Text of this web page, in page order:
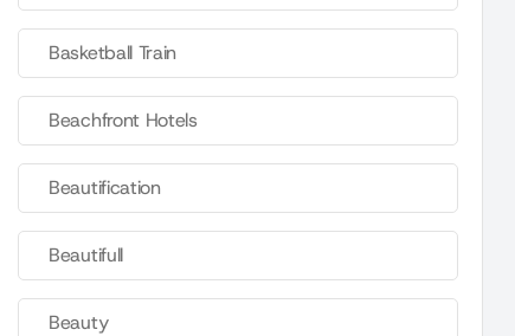
Basketball Train
Beachfront Hotels
Beautification
Beautifull
Beauty